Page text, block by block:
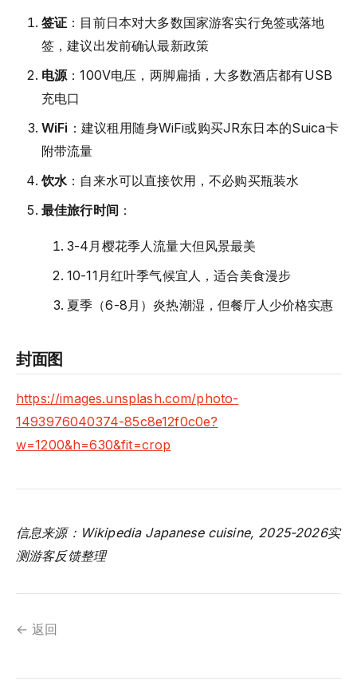
签证 ：目前日本对大多数国家游客实行免签或落地
签，建议出发前确认最新政策
电源 ：100V电压，两脚扁插，大多数酒店都有USB
充电口
WiFi ：建议租用随身WiFi或购买JR东日本的Suica卡
附带流量
饮水 ：自来水可以直接饮用，不必购买瓶装水
最佳旅行时间 ：
3-4月樱花季人流量大但风景最美
10-11月红叶季气候宜人，适合美食漫步
夏季（6-8月）炎热潮湿，但餐厅人少价格实惠
封面图
https://images.unsplash.com/photo-
1493976040374-85c8e12f0c0e?
w=1200&h=630&fit=crop
信息来源：Wikipedia Japanese cuisine, 2025-2026实
测游客反馈整理
← 返回